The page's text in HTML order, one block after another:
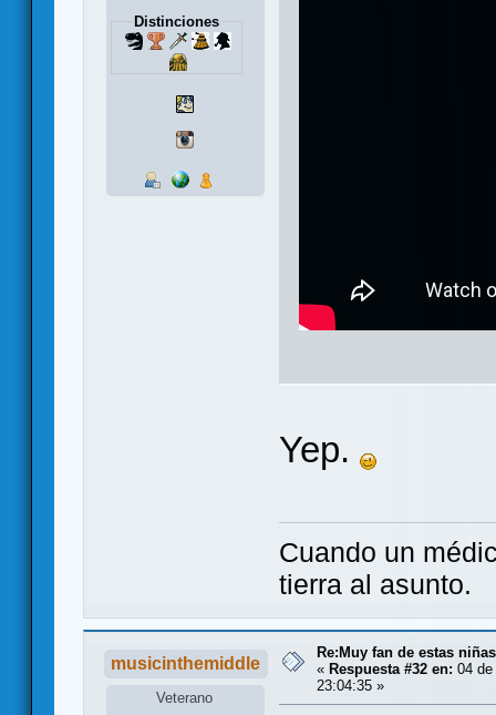
Distinciones
Yep.
Cuando un
tierra al asunto.
musicinthemiddle
Veterano
Re:Muy fan de estas
« Respuesta #32 en: 04
23:04:35 »